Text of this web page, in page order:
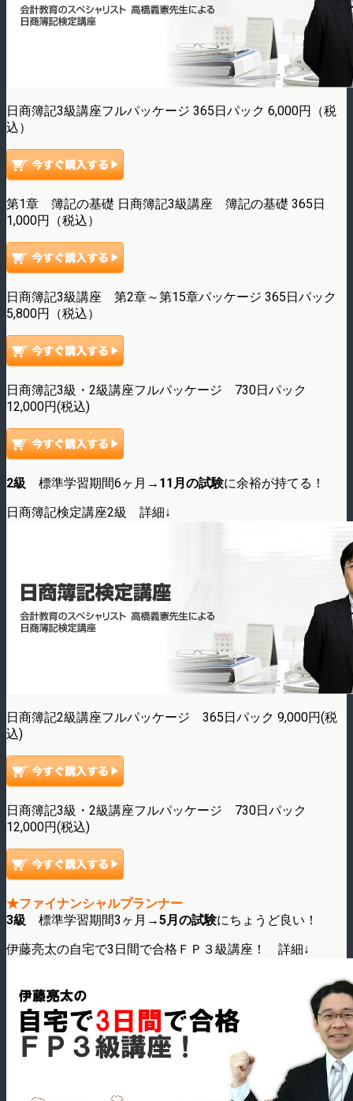
日商簿記3級講座フルパッケージ 365日パック 6,000円（税
込）
第1章 簿記の基礎 日商簿記3級講座 簿記の基礎 365日
1,000円（税込）
日商簿記3級講座 第2章～第15章パッケージ 365日パック
5,800円（税込）
日商簿記3級・2級講座フルパッケージ 730日パック
12,000円(税込)
2級 標準学習期間6ヶ月→ 11月の試験に余裕が持てる！
日商簿記検定講座2級 詳細↓
日商簿記2級講座フルパッケージ 365日パック 9,000円(税
込)
日商簿記3級・2級講座フルパッケージ 730日パック
12,000円(税込)
★ファイナンシャルプランナー
3級 標準学習期間3ヶ月→5月の試験にちょうど良い！
伊藤亮太の自宅で3日間で合格ＦＰ３級講座！ 詳細↓